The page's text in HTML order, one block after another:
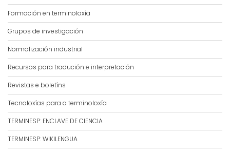
Formación en terminoloxía
Grupos de investigación
Normalización industrial
Recursos para tradución e interpretación
Revistas e boletíns
Tecnoloxías para a terminoloxía
TERMINESP: ENCLAVE DE CIENCIA
TERMINESP: WIKILENGUA